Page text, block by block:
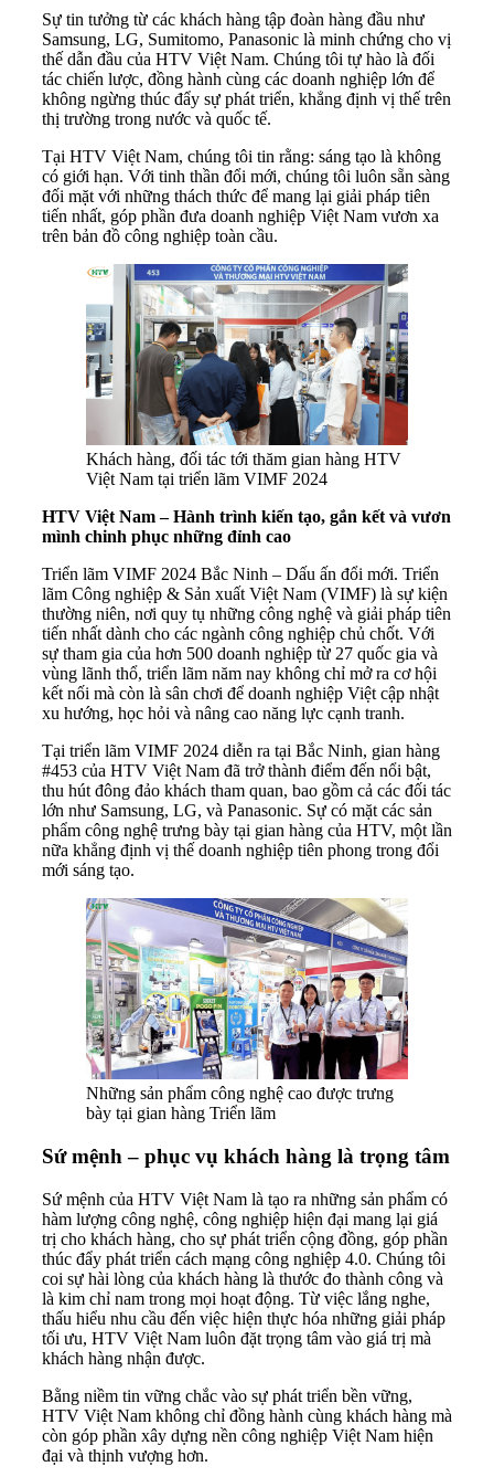
Sự tin tưởng từ các khách hàng tập đoàn hàng đầu như
Samsung, LG, Sumitomo, Panasonic là minh chứng cho vị
thế dẫn đầu của HTV Việt Nam. Chúng tôi tự hào là đối
tác chiến lược, đồng hành cùng các doanh nghiệp lớn để
không ngừng thúc đẩy sự phát triển, khẳng định vị thế trên
thị trường trong nước và quốc tế.
Tại HTV Việt Nam, chúng tôi tin rằng: sáng tạo là không
có giới hạn. Với tinh thần đổi mới, chúng tôi luôn sẵn sàng
đối mặt với những thách thức để mang lại giải pháp tiên
tiến nhất, góp phần đưa doanh nghiệp Việt Nam vươn xa
trên bản đồ công nghiệp toàn cầu.
Khách hàng, đối tác tới thăm gian hàng HTV
Việt Nam tại triển lãm VIMF 2024
HTV Việt Nam – Hành trình kiến tạo, gắn kết và vươn
mình chinh phục những đỉnh cao
Triển lãm VIMF 2024 Bắc Ninh – Dấu ấn đổi mới. Triển
lãm Công nghiệp & Sản xuất Việt Nam (VIMF) là sự kiện
thường niên, nơi quy tụ những công nghệ và giải pháp tiên
tiến nhất dành cho các ngành công nghiệp chủ chốt. Với
sự tham gia của hơn 500 doanh nghiệp từ 27 quốc gia và
vùng lãnh thổ, triển lãm năm nay không chỉ mở ra cơ hội
kết nối mà còn là sân chơi để doanh nghiệp Việt cập nhật
xu hướng, học hỏi và nâng cao năng lực cạnh tranh.
Tại triển lãm VIMF 2024 diễn ra tại Bắc Ninh, gian hàng
#453 của HTV Việt Nam đã trở thành điểm đến nổi bật,
thu hút đông đảo khách tham quan, bao gồm cả các đối tác
lớn như Samsung, LG, và Panasonic. Sự có mặt các sản
phẩm công nghệ trưng bày tại gian hàng của HTV, một lần
nữa khẳng định vị thế doanh nghiệp tiên phong trong đổi
mới sáng tạo.
Những sản phẩm công nghệ cao được trưng
bày tại gian hàng Triển lãm
Sứ mệnh – phục vụ khách hàng là trọng tâm
Sứ mệnh của HTV Việt Nam là tạo ra những sản phẩm có
hàm lượng công nghệ, công nghiệp hiện đại mang lại giá
trị cho khách hàng, cho sự phát triển cộng đồng, góp phần
thúc đẩy phát triển cách mạng công nghiệp 4.0. Chúng tôi
coi sự hài lòng của khách hàng là thước đo thành công và
là kim chỉ nam trong mọi hoạt động. Từ việc lắng nghe,
thấu hiểu nhu cầu đến việc hiện thực hóa những giải pháp
tối ưu, HTV Việt Nam luôn đặt trọng tâm vào giá trị mà
khách hàng nhận được.
Bằng niềm tin vững chắc vào sự phát triển bền vững,
HTV Việt Nam không chỉ đồng hành cùng khách hàng mà
còn góp phần xây dựng nền công nghiệp Việt Nam hiện
đại và thịnh vượng hơn.